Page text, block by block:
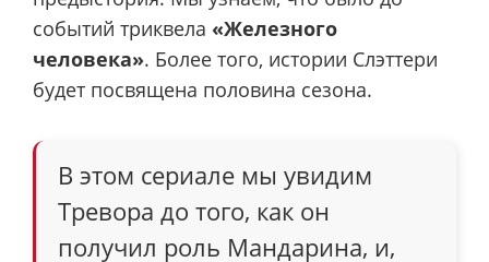
событий триквела «Железного
человека». Более того, истории Слэттери
будет посвящена половина сезона.
В этом сериале мы увидим
Тревора до того, как он
получил роль Мандарина, и,